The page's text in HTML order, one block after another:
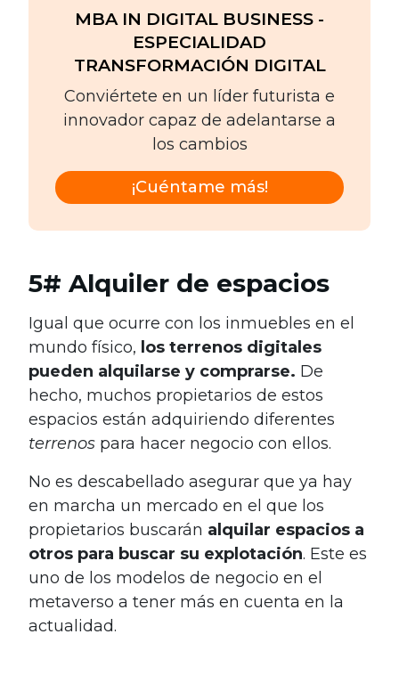
MBA IN DIGITAL BUSINESS -
ESPECIALIDAD
TRANSFORMACIÓN DIGITAL
Conviértete en un líder futurista e
innovador capaz de adelantarse a
los cambios
¡Cuéntame más!
5# Alquiler de espacios
Igual que ocurre con los inmuebles en el
mundo físico, los terrenos digitales
pueden alquilarse y comprarse. De
hecho, muchos propietarios de estos
espacios están adquiriendo diferentes
terrenos para hacer negocio con ellos.
No es descabellado asegurar que ya hay
en marcha un mercado en el que los
propietarios buscarán alquilar espacios a
otros para buscar su explotación. Este es
uno de los modelos de negocio en el
metaverso a tener más en cuenta en la
actualidad.